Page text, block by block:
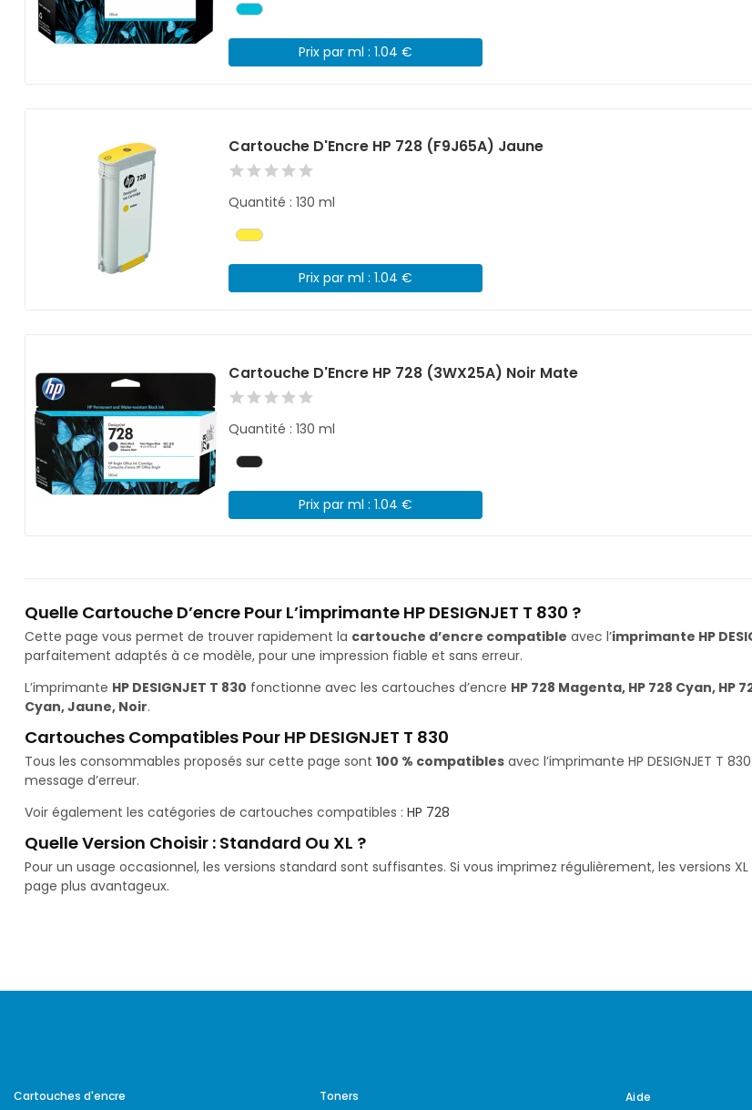
Prix par ml : 1.04 €
Cartouche D'Encre HP 728 (F9J65A) Jaune
Quantité : 130 ml
Prix par ml : 1.04 €
Cartouche D'Encre HP 728 (3WX25A) Noir Mate
Quantité : 130 ml
Prix par ml : 1.04 €
Quelle Cartouche D’encre Pour L’imprimante HP DESIGNJET T 830 ?
Cette page vous permet de trouver rapidement la cartouche d’encre compatible avec l’imprimante HP
parfaitement adaptés à ce modèle, pour une impression fiable et sans erreur.
L’imprimante HP DESIGNJET T 830 fonctionne avec les cartouches d’encre HP 728 Magenta, HP 728 Cyan, HP
Cyan, Jaune, Noir.
Cartouches Compatibles Pour HP DESIGNJET T 830
Tous les consommables proposés sur cette page sont 100 % compatibles avec l’imprimante HP DESIGNJET T
message d’erreur.
Voir également les catégories de cartouches compatibles : HP 728
Quelle Version Choisir : Standard Ou XL ?
Pour un usage occasionnel, les versions standard sont suffisantes. Si vous imprimez régulièrement, les versions
page plus avantageux.
Cartouches d'encre Toners Aide